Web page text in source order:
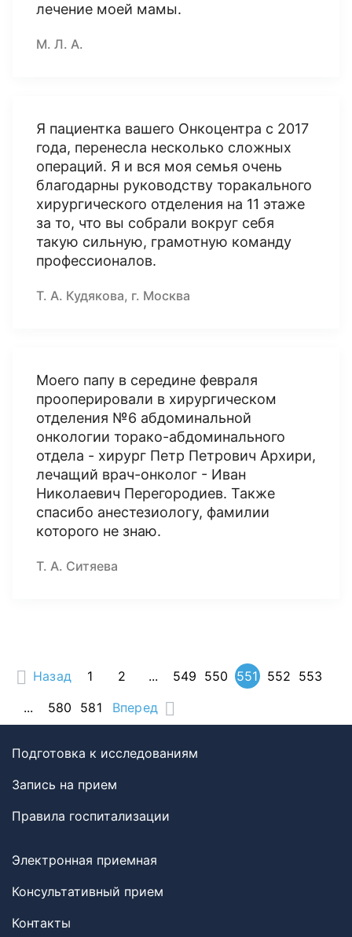
лечение моей мамы.
М. Л. А.
Я пациентка вашего Онкоцентра с 2017
года, перенесла несколько сложных
операций. Я и вся моя семья очень
благодарны руководству торакального
хирургического отделения на 11 этаже
за то, что вы собрали вокруг себя
такую сильную, грамотную команду
профессионалов.
Т. А. Кудякова, г. Москва
Моего папу в середине февраля
прооперировали в хирургическом
отделения №6 абдоминальной
онкологии торако-абдоминального
отдела - хирург Петр Петрович Архири,
лечащий врач-онколог - Иван
Николаевич Перегородиев. Также
спасибо анестезиологу, фамилии
которого не знаю.
Т. А. Ситяева
Назад 1 2 ... 549 550 551 552 553
...
580 581 Вперед
Подготовка к исследованиям
Запись на прием
Правила госпитализации
Электронная приемная
Консультативный прием
Контакты